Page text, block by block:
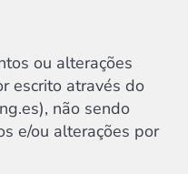
ou alterações
escrito através do
não sendo
e/ou alterações por